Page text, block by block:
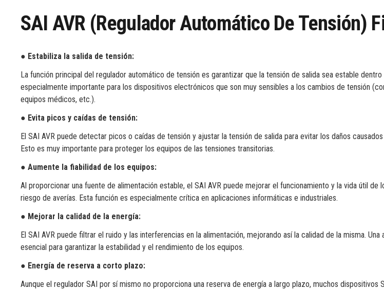
SAI AVR (regulador Automático De Tensión)
● Estabiliza la salida de tensión:
La función principal del regulador automático de tensión es garantizar que la tensión de salida sea estable
especialmente importante para los dispositivos electrónicos que son muy sensibles a los cambios de tensión
equipos médicos, etc.).
● Evita picos y caídas de tensión:
El SAI AVR puede detectar picos o caídas de tensión y ajustar la tensión de salida para evitar los daños
Esto es muy importante para proteger los equipos de las tensiones transitorias.
● Aumente la fiabilidad de los equipos:
Al proporcionar una fuente de alimentación estable, el SAI AVR puede mejorar el funcionamiento y la vida útil de
riesgo de averías. Esta función es especialmente crítica en aplicaciones informáticas e industriales.
● Mejorar la calidad de la energía:
El SAI AVR puede filtrar el ruido y las interferencias en la alimentación, mejorando así la calidad de la misma.
esencial para garantizar la estabilidad y el rendimiento de los equipos.
● Energía de reserva a corto plazo:
Aunque el regulador SAI por sí mismo no proporciona una reserva de energía a largo plazo, muchos dispositivos